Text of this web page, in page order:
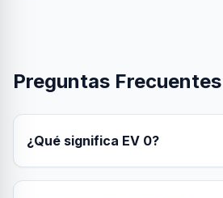
Preguntas Frecuentes
¿Qué significa EV 0?